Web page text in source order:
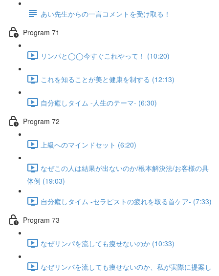
あい先生からの一言コメントを受け取る！
Program 71
リンパと◯◯今すぐこれやって！ (10:20)
これを知ることが美と健康を制する (12:13)
自分癒しタイム -人生のテーマ- (6:30)
Program 72
上級へのマインドセット (6:20)
なぜこの人は結果が出ないのか/根本解決法/お客様の具
体例 (19:03)
自分癒しタイム -セラピストの疲れを取る首ケア- (7:33)
Program 73
なぜリンパを流しても痩せないのか (10:33)
なぜリンパを流しても痩せないのか、私が実際に提案し